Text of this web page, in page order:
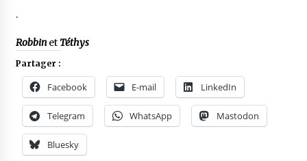
.
RobbinetTéthys
Partager :
Facebook E-mail LinkedIn
Telegram WhatsApp Mastodon
Bluesky